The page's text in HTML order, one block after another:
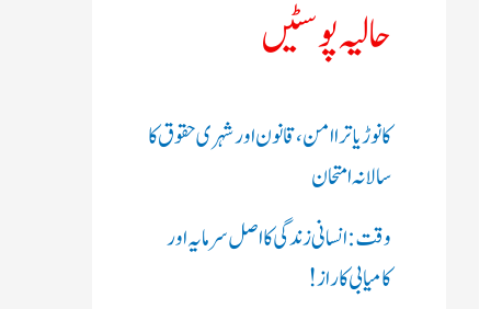
ر
ں
حالیہ پوسٹیں
کانوڑ یاترا امن،قانون اور شہری حقوق کا
سالانہ امتحان
وقت: انسانی زندگی کا اصل سرمایہ اور
کامیابی کا راز !